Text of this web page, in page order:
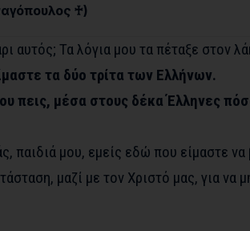
♰)
αυτός; Τα λόγια μου τα πέταξε στον
τα δύο τρίτα των Ελλήνων.
πεις, μέσα στους δέκα Έλληνες
παιδιά μου, εμείς εδώ που είμαστε
μαζί με τον Χριστό μας, για να